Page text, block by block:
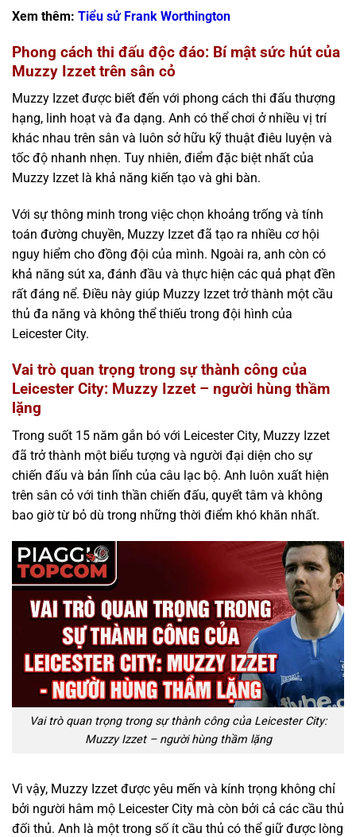
Xem thêm: Tiểu sử Frank Worthington
Phong cách thi đấu độc đáo: Bí mật sức hút của
Muzzy Izzet trên sân cỏ
Muzzy Izzet được biết đến với phong cách thi đấu thượng
hạng, linh hoạt và đa dạng. Anh có thể chơi ở nhiều vị trí
khác nhau trên sân và luôn sở hữu kỹ thuật điêu luyện và
tốc độ nhanh nhẹn. Tuy nhiên, điểm đặc biệt nhất của
Muzzy Izzet là khả năng kiến tạo và ghi bàn.
Với sự thông minh trong việc chọn khoảng trống và tính
toán đường chuyền, Muzzy Izzet đã tạo ra nhiều cơ hội
nguy hiểm cho đồng đội của mình. Ngoài ra, anh còn có
khả năng sút xa, đánh đầu và thực hiện các quả phạt đền
rất đáng nể. Điều này giúp Muzzy Izzet trở thành một cầu
thủ đa năng và không thể thiếu trong đội hình của
Leicester City.
Vai trò quan trọng trong sự thành công của
Leicester City: Muzzy Izzet – người hùng thầm
lặng
Trong suốt 15 năm gắn bó với Leicester City, Muzzy Izzet
đã trở thành một biểu tượng và người đại diện cho sự
chiến đấu và bản lĩnh của câu lạc bộ. Anh luôn xuất hiện
trên sân cỏ với tinh thần chiến đấu, quyết tâm và không
bao giờ từ bỏ dù trong những thời điểm khó khăn nhất.
Vai trò quan trọng trong sự thành công của Leicester City:
Muzzy Izzet – người hùng thầm lặng
Vì vậy, Muzzy Izzet được yêu mến và kính trọng không chỉ
bởi người hâm mộ Leicester City mà còn bởi cả các cầu thủ
đối thủ. Anh là một trong số ít cầu thủ có thể giữ được lòng